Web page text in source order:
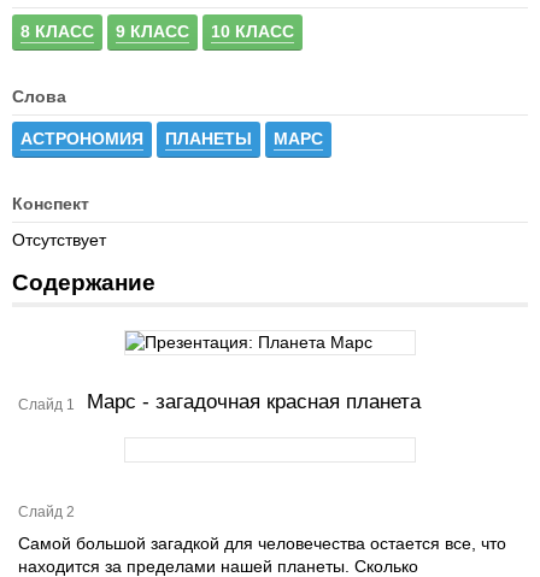
8 КЛАСС 9 КЛАСС 10 КЛАСС
Слова
АСТРОНОМИЯ ПЛАНЕТЫ МАРС
Конспект
Отсутствует
Содержание
Слайд 1 Марс - загадочная красная планета
Слайд 2
Самой большой загадкой для человечества остается все, что
находится за пределами нашей планеты. Сколько